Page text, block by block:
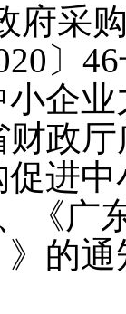
府采
〕
企
财政
进
《广
的